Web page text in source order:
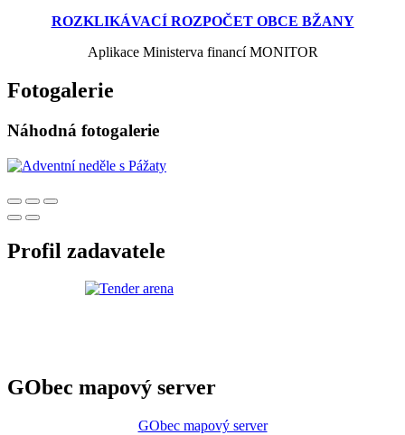
ROZKLIKÁVACÍ ROZPOČET OBCE BŽANY
Aplikace Ministerva financí MONITOR
Fotogalerie
Náhodná fotogalerie
Profil zadavatele
GObec mapový server
GObec mapový server